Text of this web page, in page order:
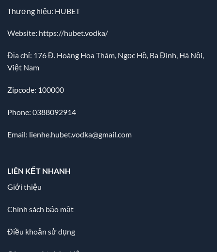
Thương hiệu: HUBET
Website: https://hubet.vodka/
Địa chỉ: 176 Đ. Hoàng Hoa Thám, Ngọc Hồ, Ba Đình, Hà Nội,
Việt Nam
Zipcode: 100000
Phone: 0388092914
Email: lienhe.hubet.vodka@gmail.com
LIÊN KẾT NHANH
Giới thiệu
Chính sách bảo mật
Điều khoản sử dụng